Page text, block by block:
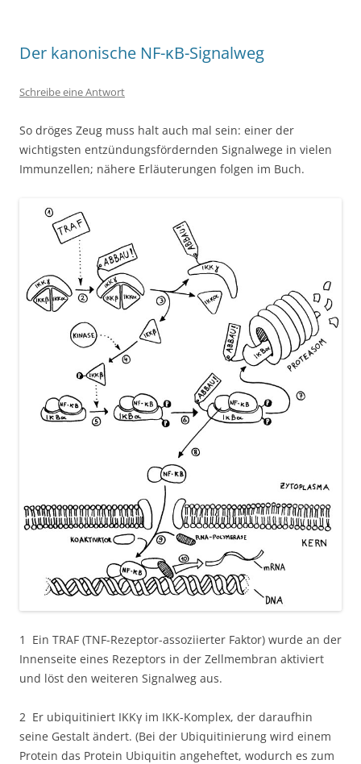
Der kanonische NF-κB-Signalweg
Schreibe eine Antwort
So dröges Zeug muss halt auch mal sein: einer der
wichtigsten entzündungsfördernden Signalwege in vielen
Immunzellen; nähere Erläuterungen folgen im Buch.
1 Ein TRAF (TNF-Rezeptor-assoziierter Faktor) wurde an der
Innenseite eines Rezeptors in der Zellmembran aktiviert
und löst den weiteren Signalweg aus.
2 Er ubiquitiniert IKKγ im IKK-Komplex, der daraufhin
seine Gestalt ändert. (Bei der Ubiquitinierung wird einem
Protein das Protein Ubiquitin angeheftet, wodurch es zum